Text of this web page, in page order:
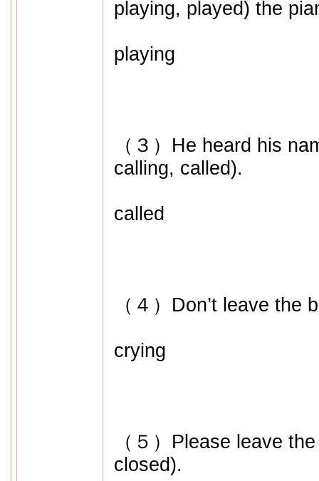
playing, played) the
playing
（３）He heard his
calling, called).
called
（４）Don’t leave the
crying
（５）Please leave
closed).